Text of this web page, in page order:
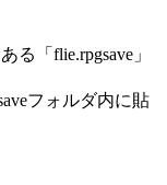
「flie.rpgsave」
フォルダ内に貼